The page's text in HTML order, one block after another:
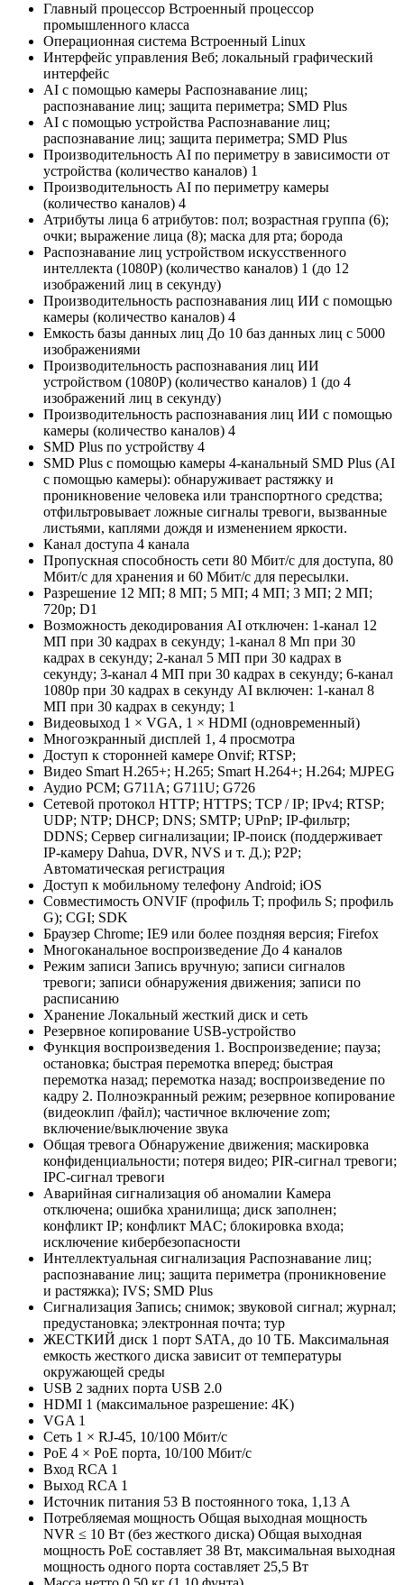
Главный процессор Встроенный процессор
промышленного класса
Операционная система Встроенный Linux
Интерфейс управления Веб; локальный графический
интерфейс
AI с помощью камеры Распознавание лиц;
распознавание лиц; защита периметра; SMD Plus
AI с помощью устройства Распознавание лиц;
распознавание лиц; защита периметра; SMD Plus
Производительность AI по периметру в зависимости от
устройства (количество каналов) 1
Производительность AI по периметру камеры
(количество каналов) 4
Атрибуты лица 6 атрибутов: пол; возрастная группа (6);
очки; выражение лица (8); маска для рта; борода
Распознавание лиц устройством искусственного
интеллекта (1080P) (количество каналов) 1 (до 12
изображений лиц в секунду)
Производительность распознавания лиц ИИ с помощью
камеры (количество каналов) 4
Емкость базы данных лиц До 10 баз данных лиц с 5000
изображениями
Производительность распознавания лиц ИИ
устройством (1080P) (количество каналов) 1 (до 4
изображений лиц в секунду)
Производительность распознавания лиц ИИ с помощью
камеры (количество каналов) 4
SMD Plus по устройству 4
SMD Plus с помощью камеры 4-канальный SMD Plus (AI
с помощью камеры): обнаруживает растяжку и
проникновение человека или транспортного средства;
отфильтровывает ложные сигналы тревоги, вызванные
листьями, каплями дождя и изменением яркости.
Канал доступа 4 канала
Пропускная способность сети 80 Мбит/с для доступа, 80
Мбит/с для хранения и 60 Мбит/с для пересылки.
Разрешение 12 МП; 8 МП; 5 МП; 4 МП; 3 МП; 2 МП;
720p; D1
Возможность декодирования AI отключен: 1-канал 12
МП при 30 кадрах в секунду; 1-канал 8 Мп при 30
кадрах в секунду; 2-канал 5 МП при 30 кадрах в
секунду; 3-канал 4 МП при 30 кадрах в секунду; 6-канал
1080p при 30 кадрах в секунду AI включен: 1-канал 8
МП при 30 кадрах в секунду; 1
Видеовыход 1 × VGA, 1 × HDMI (одновременный)
Многоэкранный дисплей 1, 4 просмотра
Доступ к сторонней камере Onvif; RTSP;
Видео Smart H.265+; H.265; Smart H.264+; H.264; MJPEG
Аудио PCM; G711A; G711U; G726
Сетевой протокол HTTP; HTTPS; TCP / IP; IPv4; RTSP;
UDP; NTP; DHCP; DNS; SMTP; UPnP; IP-фильтр;
DDNS; Сервер сигнализации; IP-поиск (поддерживает
IP-камеру Dahua, DVR, NVS и т. Д.); P2P;
Автоматическая регистрация
Доступ к мобильному телефону Android; iOS
Совместимость ONVIF (профиль T; профиль S; профиль
G); CGI; SDK
Браузер Chrome; IE9 или более поздняя версия; Firefox
Многоканальное воспроизведение До 4 каналов
Режим записи Запись вручную; записи сигналов
тревоги; записи обнаружения движения; записи по
расписанию
Хранение Локальный жесткий диск и сеть
Резервное копирование USB-устройство
Функция воспроизведения 1. Воспроизведение; пауза;
остановка; быстрая перемотка вперед; быстрая
перемотка назад; перемотка назад; воспроизведение по
кадру 2. Полноэкранный режим; резервное копирование
(видеоклип /файл); частичное включение zom;
включение/выключение звука
Общая тревога Обнаружение движения; маскировка
конфиденциальности; потеря видео; PIR-сигнал тревоги;
IPC-сигнал тревоги
Аварийная сигнализация об аномалии Камера
отключена; ошибка хранилища; диск заполнен;
конфликт IP; конфликт MAC; блокировка входа;
исключение кибербезопасности
Интеллектуальная сигнализация Распознавание лиц;
распознавание лиц; защита периметра (проникновение
и растяжка); IVS; SMD Plus
Сигнализация Запись; снимок; звуковой сигнал; журнал;
предустановка; электронная почта; тур
ЖЕСТКИЙ диск 1 порт SATA, до 10 ТБ. Максимальная
емкость жесткого диска зависит от температуры
окружающей среды
USB 2 задних порта USB 2.0
HDMI 1 (максимальное разрешение: 4K)
VGA 1
Сеть 1 × RJ-45, 10/100 Мбит/с
PoE 4 × PoE порта, 10/100 Мбит/с
Вход RCA 1
Выход RCA 1
Источник питания 53 В постоянного тока, 1,13 А
Потребляемая мощность Общая выходная мощность
NVR ≤ 10 Вт (без жесткого диска) Общая выходная
мощность PoE составляет 38 Вт, максимальная выходная
мощность одного порта составляет 25,5 Вт